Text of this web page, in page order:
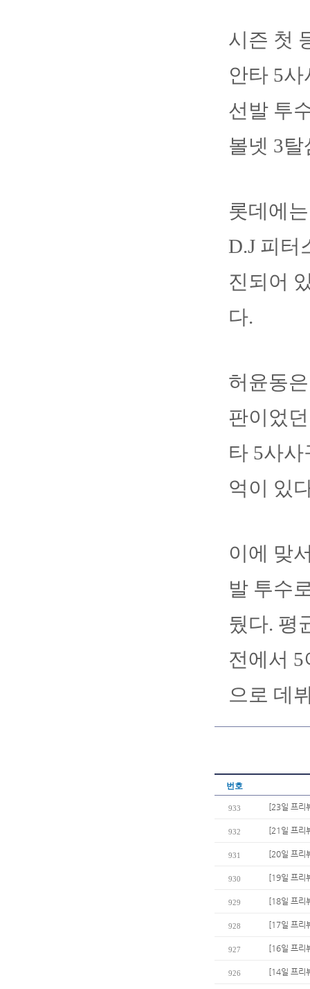
시즌 첫
안타 5
선발 투
볼넷 3
롯데에
D.J 피터
진되어
다.
허윤동
판이었
타 5사
억이 있
이에 맞
발 투수
뒀다. 평
전에서
으로 데
번호
933 [23일 프리
932 [21일 프리
931 [20일 프리
930 [19일 프리
929 [18일 프리
928 [17일 프리
927 [16일 프리
926 [14일 프리